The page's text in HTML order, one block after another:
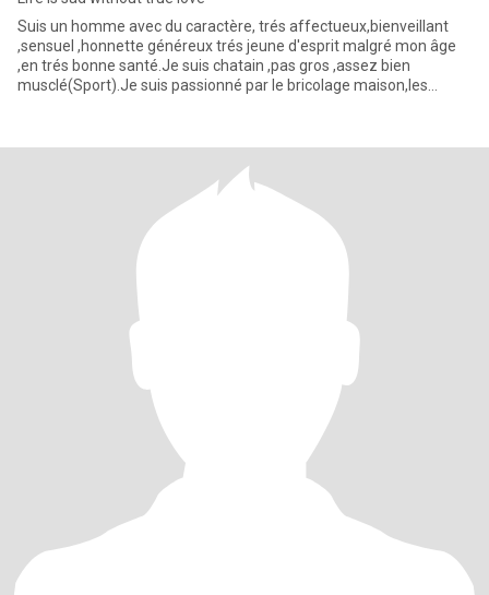
Suis un homme avec du caractère, trés affectueux,bienveillant
,sensuel ,honnette généreux trés jeune d'esprit malgré mon âge
,en trés bonne santé.Je suis chatain ,pas gros ,assez bien
musclé(Sport).Je suis passionné par le bricolage maison,les